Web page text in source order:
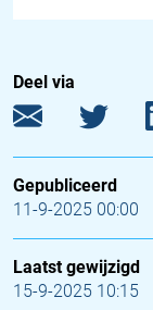
Deel via
Gepubliceerd
11-9-2025 00:00
Laatst gewijzigd
15-9-2025 10:15